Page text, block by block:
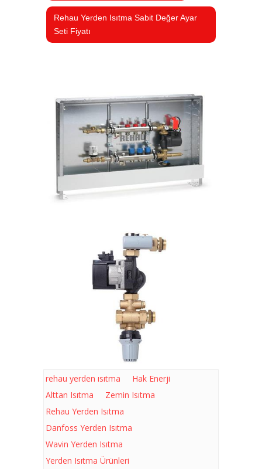
Rehau Yerden Isıtma Sabit Değer Ayar
Seti Fiyatı
rehau yerden ısıtma
Hak Enerji
Alttan Isıtma
Zemin Isıtma
Rehau Yerden Isıtma
Danfoss Yerden Isıtma
Wavin Yerden Isıtma
Yerden Isıtma Ürünleri